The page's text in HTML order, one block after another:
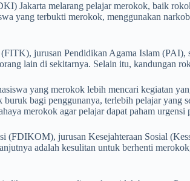
Jakarta melarang pelajar merokok, baik
yang terbukti merokok, menggunakan
jurusan Pendidikan Agama Islam
lain di sekitarnya. Selain itu, kandungan
yang merokok lebih mencari kegiatan
bagi penggunanya, terlebih pelajar
merokok agar pelajar dapat paham urgensi
jurusan Kesejahteraan Sosial
adalah kesulitan untuk berhenti